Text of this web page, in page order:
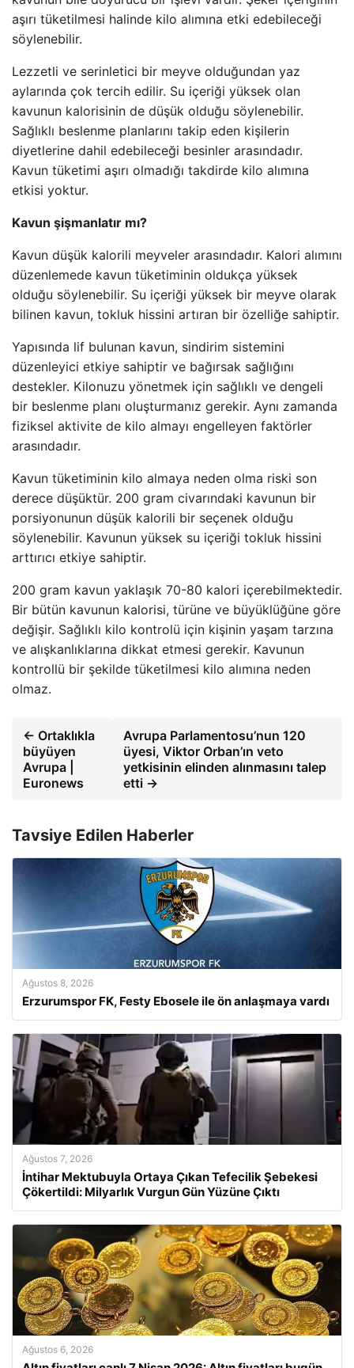
aşırı tüketilmesi halinde kilo alımına etki edebileceği
söylenebilir.
Lezzetli ve serinletici bir meyve olduğundan yaz
aylarında çok tercih edilir. Su içeriği yüksek olan
kavunun kalorisinin de düşük olduğu söylenebilir.
Sağlıklı beslenme planlarını takip eden kişilerin
diyetlerine dahil edebileceği besinler arasındadır.
Kavun tüketimi aşırı olmadığı takdirde kilo alımına
etkisi yoktur.
Kavun şişmanlatır mı?
Kavun düşük kalorili meyveler arasındadır. Kalori alımını
düzenlemede kavun tüketiminin oldukça yüksek
olduğu söylenebilir. Su içeriği yüksek bir meyve olarak
bilinen kavun, tokluk hissini artıran bir özelliğe sahiptir.
Yapısında lif bulunan kavun, sindirim sistemini
düzenleyici etkiye sahiptir ve bağırsak sağlığını
destekler. Kilonuzu yönetmek için sağlıklı ve dengeli
bir beslenme planı oluşturmanız gerekir. Aynı zamanda
fiziksel aktivite de kilo almayı engelleyen faktörler
arasındadır.
Kavun tüketiminin kilo almaya neden olma riski son
derece düşüktür. 200 gram civarındaki kavunun bir
porsiyonunun düşük kalorili bir seçenek olduğu
söylenebilir. Kavunun yüksek su içeriği tokluk hissini
arttırıcı etkiye sahiptir.
200 gram kavun yaklaşık 70-80 kalori içerebilmektedir.
Bir bütün kavunun kalorisi, türüne ve büyüklüğüne göre
değişir. Sağlıklı kilo kontrolü için kişinin yaşam tarzına
ve alışkanlıklarına dikkat etmesi gerekir. Kavunun
kontrollü bir şekilde tüketilmesi kilo alımına neden
olmaz.
← Ortaklıkla
büyüyen
Avrupa |
Euronews
Avrupa Parlamentosu’nun 120
üyesi, Viktor Orban’ın veto
yetkisinin elinden alınmasını talep
etti →
Tavsiye Edilen Haberler
Ağustos 8, 2026
Erzurumspor FK, Festy Ebosele ile ön anlaşmaya vardı
Ağustos 7, 2026
İntihar Mektubuyla Ortaya Çıkan Tefecilik Şebekesi
Çökertildi: Milyarlık Vurgun Gün Yüzüne Çıktı
Ağustos 6, 2026